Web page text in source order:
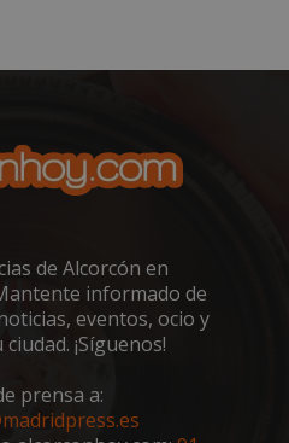
de Alcorcón en
informado de
eventos, ocio y
¡Síguenos!
prensa a:
Spotify Inc.
23 horas 59
YouTube